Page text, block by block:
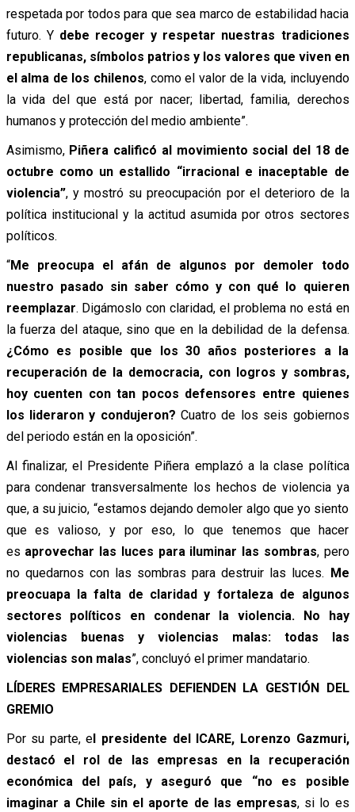
respetada por todos para que sea marco de estabilidad hacia
futuro. Y debe recoger y respetar nuestras tradiciones
republicanas, símbolos patrios y los valores que viven en
el alma de los chilenos, como el valor de la vida, incluyendo
la vida del que está por nacer; libertad, familia, derechos
humanos y protección del medio ambiente”.
Asimismo, Piñera calificó al movimiento social del 18 de
octubre como un estallido “irracional e inaceptable de
violencia”, y mostró su preocupación por el deterioro de la
política institucional y la actitud asumida por otros sectores
políticos.
“Me preocupa el afán de algunos por demoler todo
nuestro pasado sin saber cómo y con qué lo quieren
reemplazar. Digámoslo con claridad, el problema no está en
la fuerza del ataque, sino que en la debilidad de la defensa.
¿Cómo es posible que los 30 años posteriores a la
recuperación de la democracia, con logros y sombras,
hoy cuenten con tan pocos defensores entre quienes
los lideraron y condujeron? Cuatro de los seis gobiernos
del periodo están en la oposición”.
Al finalizar, el Presidente Piñera emplazó a la clase política
para condenar transversalmente los hechos de violencia ya
que, a su juicio, “estamos dejando demoler algo que yo siento
que es valioso, y por eso, lo que tenemos que hacer
es aprovechar las luces para iluminar las sombras, pero
no quedarnos con las sombras para destruir las luces. Me
preocuapa la falta de claridad y fortaleza de algunos
sectores políticos en condenar la violencia. No hay
violencias buenas y violencias malas: todas las
violencias son malas”, concluyó el primer mandatario.
LÍDERES EMPRESARIALES DEFIENDEN LA GESTIÓN DEL
GREMIO
Por su parte, el presidente del ICARE, Lorenzo Gazmuri,
destacó el rol de las empresas en la recuperación
económica del país, y aseguró que “no es posible
imaginar a Chile sin el aporte de las empresas, si lo es